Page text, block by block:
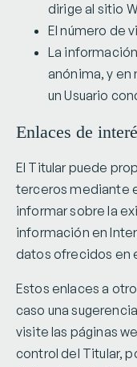
dirige al sitio
El número de
La
anónima, y en
un Usuario
Enlaces de
El Titular puede
terceros mediante
informar sobre la
información en
datos ofrecidos en
Estos enlaces a
caso una
visite las páginas
control del Titular,